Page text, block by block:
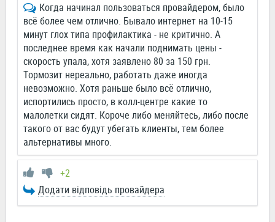
Когда начинал пользоваться провайдером, было
всё более чем отлично. Бывало интернет на 10-15
минут глох типа профилактика - не критично. А
последнее время как начали поднимать цены -
скорость упала, хотя заявлено 80 за 150 грн.
Тормозит нереально, работать даже иногда
невозможно. Хотя раньше было всё отлично,
испортились просто, в колл-центре какие то
малолетки сидят. Короче либо меняйтесь, либо после
такого от вас будут убегать клиенты, тем более
альтернативы много.
+2
Додати відповідь провайдера